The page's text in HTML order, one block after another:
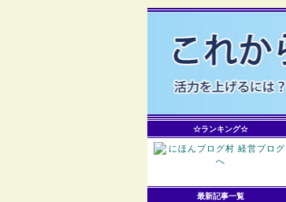
☆ランキング☆
最新記事一覧